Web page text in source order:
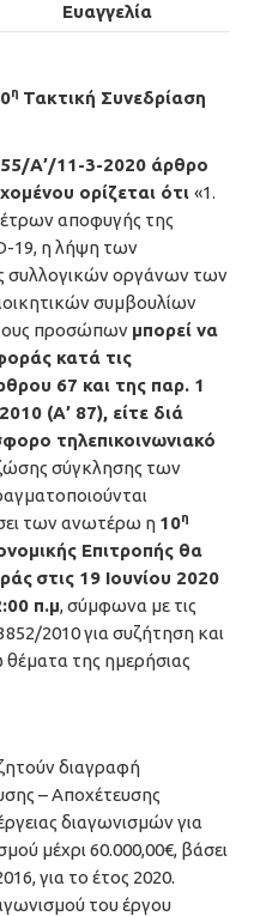
Ευαγγελία
η Τακτική Συνεδρίαση
Α’/11-3-2020 άρθρο
ορίζεται ότι «1.
αποφυγής της
19, η λήψη των
οργάνων των
συμβουλίων
προσώπων μπορεί να
κατά τις
67 και της παρ. 1
(Α’ 87), είτε διά
τηλεπικοινωνιακό
σύγκλησης των
των ανωτέρω η 10η
Επιτροπής θα
στις 19 Ιουνίου 2020
π.μ, σύμφωνα με τις
2010 για συζήτηση και
της ημερήσιας
διαγραφή
– Αποχέτευσης
διαγωνισμών για
μέχρι 60.000,00€, βάσει
για το έτος 2020.
του έργου